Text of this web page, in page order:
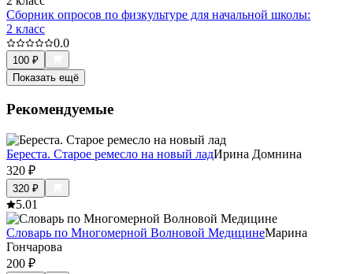
Сборник опросов по физкультуре для начальной школы:
2 класс
0.0
100 ₽
Показать ещё
Рекомендуемые
Береста. Старое ремесло на новый ладИрина Домнина
320 ₽
320 ₽
5.01
Словарь по Многомерной Волновой МедицинеМарина
Гончарова
200 ₽